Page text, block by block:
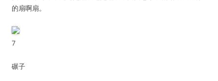
的扇啊扇。
7
碾子